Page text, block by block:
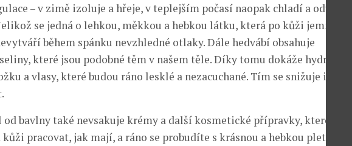
– v zimě izoluje a hřeje, v teplejším počasí naopak chladí a odvádí
se jedná o lehkou, měkkou a hebkou látku, která po kůži jemně
během spánku nevzhledné otlaky. Dále hedvábí obsahuje
které jsou podobné těm v našem těle. Díky tomu dokáže hydratovat
a vlasy, které budou ráno lesklé a nezacuchané. Tím se snižuje i jejich
bavlny také nevsakuje krémy a další kosmetické přípravky, které tak
kůži pracovat, jak mají, a ráno se probudíte s krásnou a hebkou pletí.